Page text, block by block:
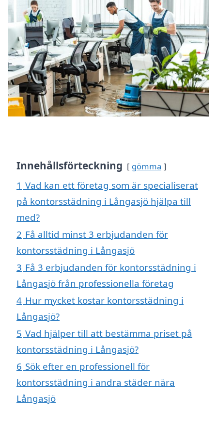
Innehållsförteckning gömma
1 Vad kan ett företag som är specialiserat
på kontorsstädning i Långasjö hjälpa till
med?
2 Få alltid minst 3 erbjudanden för
kontorsstädning i Långasjö
3 Få 3 erbjudanden för kontorsstädning i
Långasjö från professionella företag
4 Hur mycket kostar kontorsstädning i
Långasjö?
5 Vad hjälper till att bestämma priset på
kontorsstädning i Långasjö?
6 Sök efter en professionell för
kontorsstädning i andra städer nära
Långasjö